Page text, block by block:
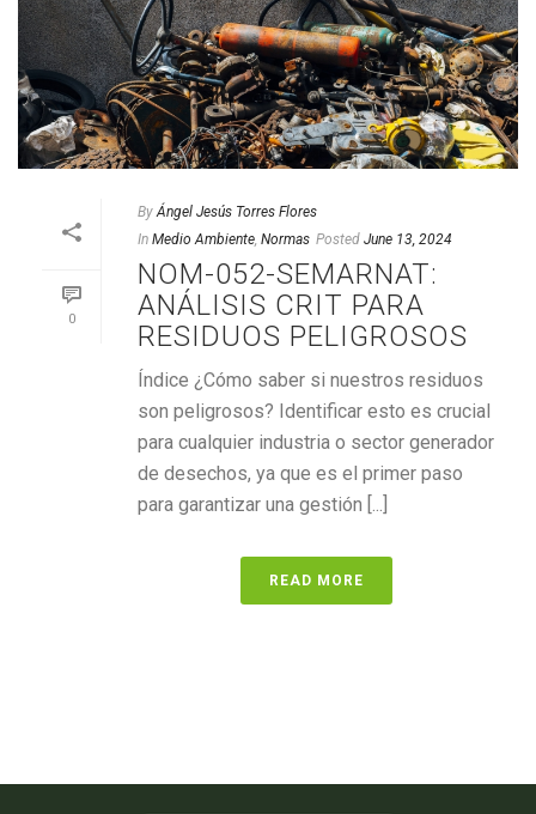
0
By Ángel Jesús Torres Flores
In Medio Ambiente, Normas Posted June 13, 2024
NOM-052-SEMARNAT:
ANÁLISIS CRIT PARA
RESIDUOS PELIGROSOS
Índice ¿Cómo saber si nuestros residuos
son peligrosos? Identificar esto es crucial
para cualquier industria o sector generador
de desechos, ya que es el primer paso
para garantizar una gestión [...]
READ MORE